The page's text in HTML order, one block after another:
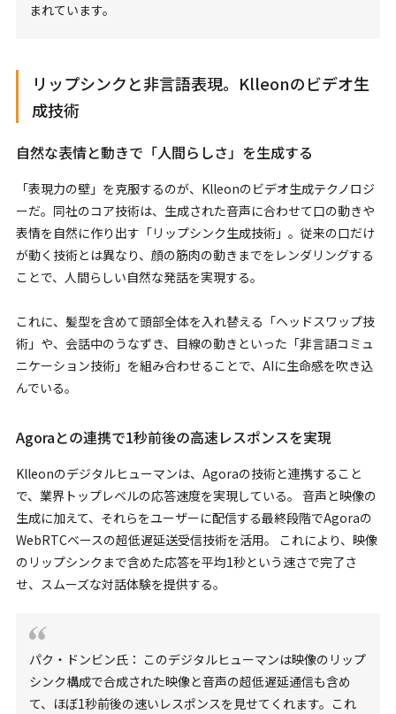
まれています。
リップシンクと非言語表現。Klleonのビデオ生
成技術
自然な表情と動きで「人間らしさ」を生成する
「表現力の壁」を克服するのが、Klleonのビデオ生成テクノロジ
ーだ。同社のコア技術は、生成された音声に合わせて口の動きや
表情を自然に作り出す「リップシンク生成技術」。従来の口だけ
が動く技術とは異なり、顔の筋肉の動きまでをレンダリングする
ことで、人間らしい自然な発話を実現する。
これに、髪型を含めて頭部全体を入れ替える「ヘッドスワップ技
術」や、会話中のうなずき、目線の動きといった「非言語コミュ
ニケーション技術」を組み合わせることで、AIに生命感を吹き込
んでいる。
Agoraとの連携で1秒前後の高速レスポンスを実現
Klleonのデジタルヒューマンは、Agoraの技術と連携すること
で、業界トップレベルの応答速度を実現している。 音声と映像の
生成に加えて、それらをユーザーに配信する最終段階でAgoraの
WebRTCベースの超低遅延送受信技術を活用。 これにより、映像
のリップシンクまで含めた応答を平均1秒という速さで完了さ
せ、スムーズな対話体験を提供する。
パク・ドンビン氏： このデジタルヒューマンは映像のリップ
シンク構成で合成された映像と音声の超低遅延通信も含め
て、ほぼ1秒前後の速いレスポンスを見せてくれます。これ